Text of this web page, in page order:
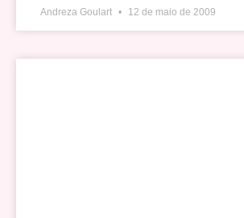
Andreza Goulart 12 de maio de 2009